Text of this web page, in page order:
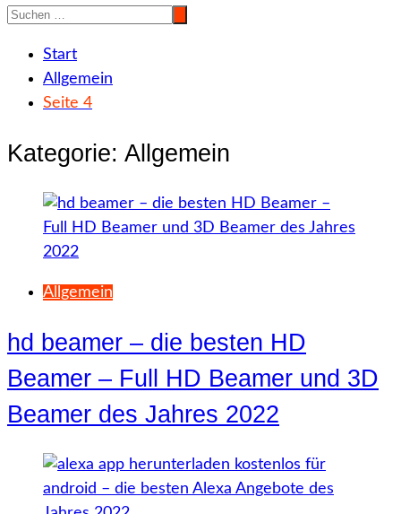
Start
Allgemein
Seite 4
Kategorie: Allgemein
Allgemein
hd beamer – die besten HD
Beamer – Full HD Beamer und 3D
Beamer des Jahres 2022